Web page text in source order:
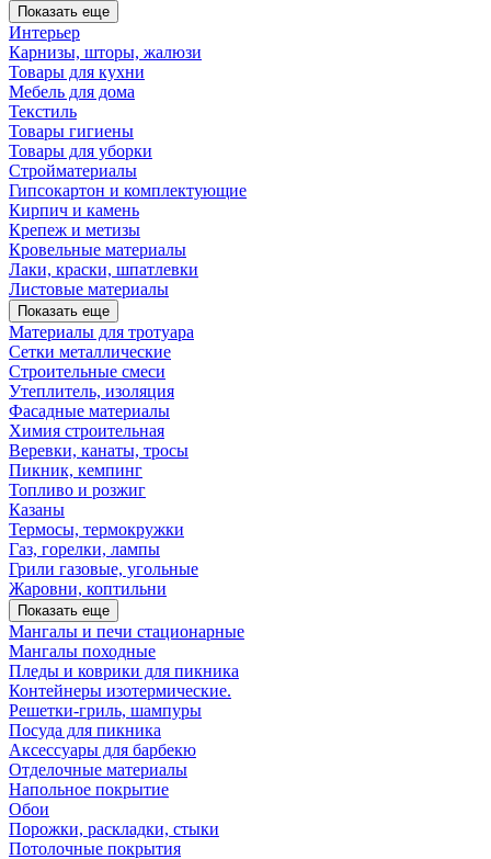
Показать еще
Интерьер
Карнизы, шторы, жалюзи
Товары для кухни
Мебель для дома
Текстиль
Товары гигиены
Товары для уборки
Стройматериалы
Гипсокартон и комплектующие
Кирпич и камень
Крепеж и метизы
Кровельные материалы
Лаки, краски, шпатлевки
Листовые материалы
Показать еще
Материалы для тротуара
Сетки металлические
Строительные смеси
Утеплитель, изоляция
Фасадные материалы
Химия строительная
Веревки, канаты, тросы
Пикник, кемпинг
Топливо и розжиг
Казаны
Термосы, термокружки
Газ, горелки, лампы
Грили газовые, угольные
Жаровни, коптильни
Показать еще
Мангалы и печи стационарные
Мангалы походные
Пледы и коврики для пикника
Контейнеры изотермические.
Решетки-гриль, шампуры
Посуда для пикника
Аксессуары для барбекю
Отделочные материалы
Напольное покрытие
Обои
Порожки, раскладки, стыки
Потолочные покрытия